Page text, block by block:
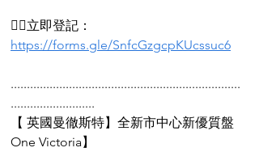
👉🏻立即登記：
https://forms.gle/SnfcGzgcpKUcssuc6
.......................................................................
..........................
【 英國曼徹斯特】全新市中心新優質盤
One Victoria】